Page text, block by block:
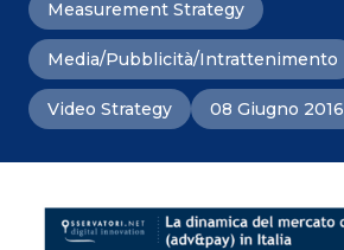
Measurement Strategy
Media/Pubblicità/Intrattenimento
Video Strategy 08 Giugno 2016